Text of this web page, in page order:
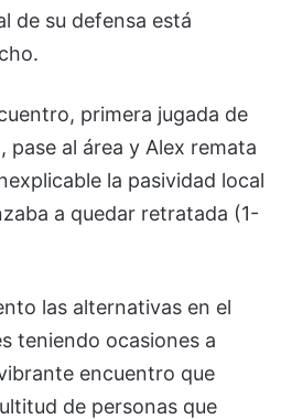
de su defensa está
primera jugada de
pase al área y Alex remata
la pasividad local
a quedar retratada (1-
las alternativas en el
teniendo ocasiones a
encuentro que
de personas que